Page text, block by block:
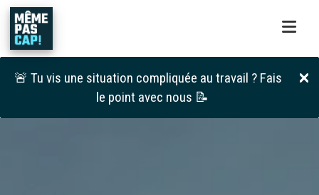
🚨 Tu vis une situation compliquée au travail ? Fais
le point avec nous 📝